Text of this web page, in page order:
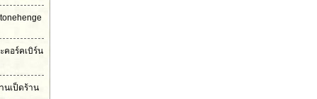
คอร์คเบิร์น
นเป็ดร้าน